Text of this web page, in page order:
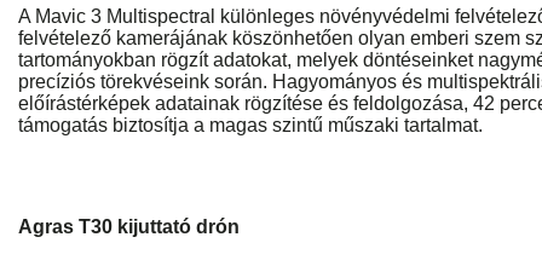
A Mavic 3 Multispectral különleges növényvédelmi
felvételező kamerájának köszönhetően olyan emberi szem
tartományokban rögzít adatokat, melyek döntéseinket
precíziós törekvéseink során. Hagyományos és
előírástérképek adatainak rögzítése és feldolgozása, 42
támogatás biztosítja a magas szintű műszaki tartalmat.
Agras T30 kijuttató drón